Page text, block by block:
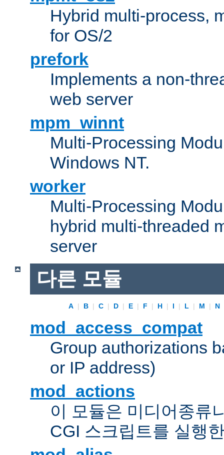
Hybrid multi-process,
for OS/2
prefork
Implements a non-
web server
mpm_winnt
Multi-Processing
Windows NT.
worker
Multi-Processing
hybrid multi-threaded
server
다른 모듈
A | B | C | D | E | F | H | I | L | M | N
mod_access_compat
Group authorizations
or IP address)
mod_actions
이 모듈은 미디어종류
CGI 스크립트를 실행